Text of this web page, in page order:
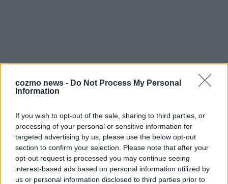
cozmo news - Do Not Process My Personal
Information
If you wish to opt-out of the sale, sharing to third parties, or
processing of your personal or sensitive information for
targeted advertising by us, please use the below opt-out
section to confirm your selection. Please note that after your
opt-out request is processed you may continue seeing
interest-based ads based on personal information utilized by
us or personal information disclosed to third parties prior to
WERBE BEI UNS!